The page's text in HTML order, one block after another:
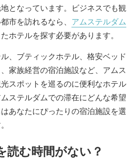
となっています。ビジネスでも観
市を訪れるなら、 アムステルダム
ホテルを探す必要があります。
、ブティックホテル、格安ベッド
家族経営の宿泊施設など、アムス
スポットを巡るのに便利なホテル
ステルダムでの滞在にどんな希望
あなたにぴったりの宿泊施設を選
読む時間がない？